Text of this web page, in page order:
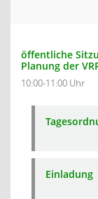
öffentliche
Planung der
10:00-11:00 Uhr
Einladung